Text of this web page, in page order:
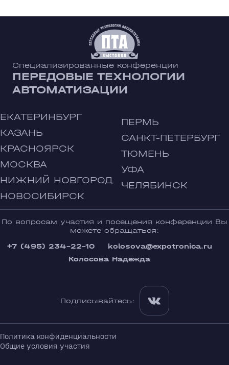
Специализированные конференции
ПЕРЕДОВЫЕ ТЕХНОЛОГИИ
АВТОМАТИЗАЦИИ
ЕКАТЕРИНБУРГ
КАЗАНЬ
КРАСНОЯРСК
МОСКВА
НИЖНИЙ НОВГОРОД
НОВОСИБИРСК
ПЕРМЬ
САНКТ-ПЕТЕРБУРГ
ТЮМЕНЬ
УФА
ЧЕЛЯБИНСК
По вопросам участия и посещения конференции Вы
можете обращаться:
+7 (495) 234-22-10
kolosova@expotronica.ru
Колосова Надежда
Подписывайтесь:
Политика конфиденциальности
Общие условия участия